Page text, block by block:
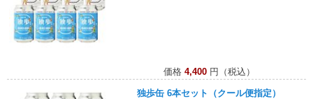
価格 4,400円（税込）
独歩缶 6本セット（クール便指定）